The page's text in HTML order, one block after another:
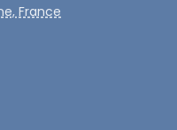
France